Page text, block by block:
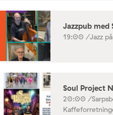
Jazzpub med
19:00 /Jazz
Soul Project
20:00 /